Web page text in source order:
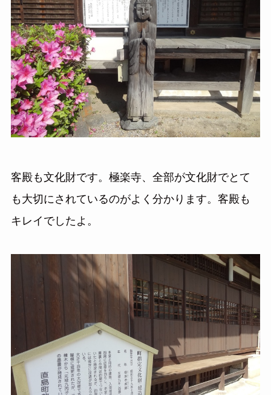
客殿も文化財です。極楽寺、全部が文化財でとて
も大切にされているのがよく分かります。客殿も
キレイでしたよ。